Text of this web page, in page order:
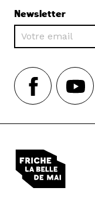
Newsletter